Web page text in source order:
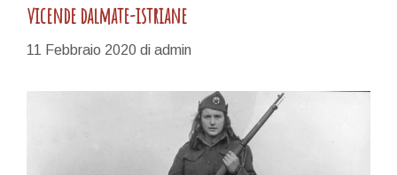
vicende dalmate-istriane
11 Febbraio 2020 di admin